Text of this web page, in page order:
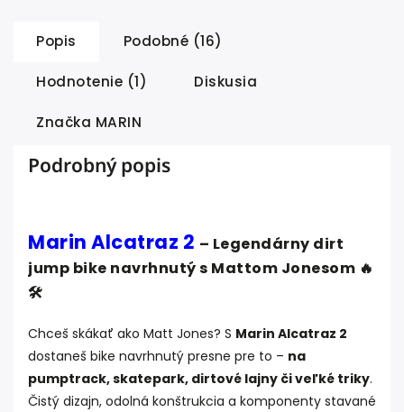
Popis Podobné (16)
Hodnotenie (1) Diskusia
Značka MARIN
Podrobný popis
Marin Alcatraz 2 – Legendárny dirt
jump bike navrhnutý s Mattom Jonesom 🔥
🛠️
Chceš skákať ako Matt Jones? S Marin Alcatraz 2
dostaneš bike navrhnutý presne pre to – na
pumptrack, skatepark, dirtové lajny či veľké triky.
Čistý dizajn, odolná konštrukcia a komponenty stavané